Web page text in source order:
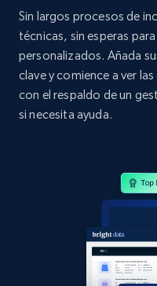
Sin largos procesos de
técnicas, sin esperas
personalizados. Añada
clave y comience a ver
con el respaldo de un
si necesita ayuda.